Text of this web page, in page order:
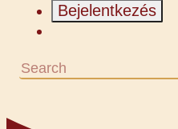
Bejelentkezés